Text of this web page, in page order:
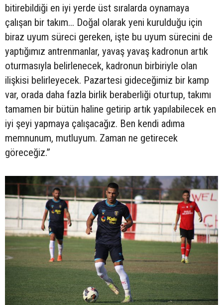
bitirebildiği en iyi yerde üst sıralarda oynamaya
çalışan bir takım... Doğal olarak yeni kurulduğu için
biraz uyum süreci gereken, işte bu uyum sürecini de
yaptığımız antrenmanlar, yavaş yavaş kadronun artık
oturmasıyla belirlenecek, kadronun birbiriyle olan
ilişkisi belirleyecek. Pazartesi gideceğimiz bir kamp
var, orada daha fazla birlik beraberliği oturtup, takımı
tamamen bir bütün haline getirip artık yapılabilecek en
iyi şeyi yapmaya çalışacağız. Ben kendi adıma
memnunum, mutluyum. Zaman ne getirecek
göreceğiz.”